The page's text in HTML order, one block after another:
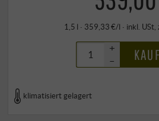
1,5 l · 359,33 €/l · inkl. USt,
+
–
klimatisiert gelagert